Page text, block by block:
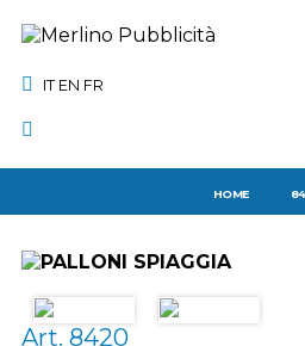
IT EN FR
HOME
Art. 8420